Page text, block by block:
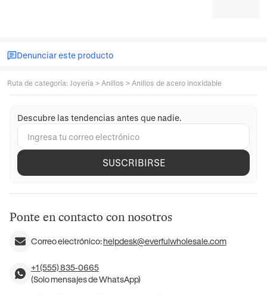
Denunciar este producto
Ruta de categoría: Joyería > Anillos > Anillos de acero inoxidable
Descubre las tendencias antes que nadie.
SUSCRIBIRSE
Ponte en contacto con nosotros
Correo electrónico:helpdesk@everfulwholesale.com
+1 (555) 835-0665
(Solo mensajes de WhatsApp)